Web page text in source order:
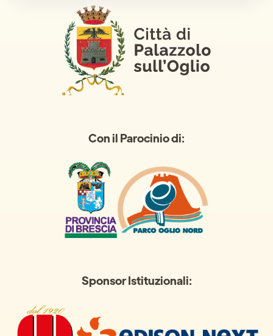
Con il Parocinio di:
Sponsor Istituzionali: